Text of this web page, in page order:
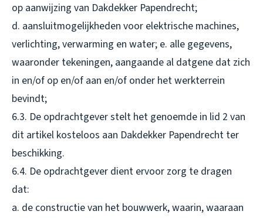
op aanwijzing van Dakdekker Papendrecht;
d. aansluitmogelijkheden voor elektrische machines,
verlichting, verwarming en water; e. alle gegevens,
waaronder tekeningen, aangaande al datgene dat zich
in en/of op en/of aan en/of onder het werkterrein
bevindt;
6.3. De opdrachtgever stelt het genoemde in lid 2 van
dit artikel kosteloos aan Dakdekker Papendrecht ter
beschikking.
6.4. De opdrachtgever dient ervoor zorg te dragen
dat:
a. de constructie van het bouwwerk, waarin, waaraan